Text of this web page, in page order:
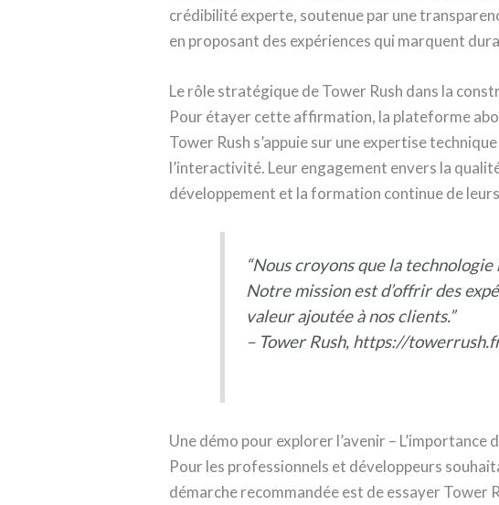
crédibilité experte, soutenue par une
en proposant des expériences qui marquent
Le rôle stratégique de Tower Rush dans la
Pour étayer cette affirmation, la plateforme
Tower Rush s’appuie sur une expertise
l’interactivité. Leur engagement envers la
développement et la formation continue de
“Nous croyons que la
Notre mission est d’offrir des
valeur ajoutée à nos clients.”
– Tower Rush, https://
Une démo pour explorer l’avenir – L’importance
Pour les professionnels et développeurs
démarche recommandée est de essayer Tower